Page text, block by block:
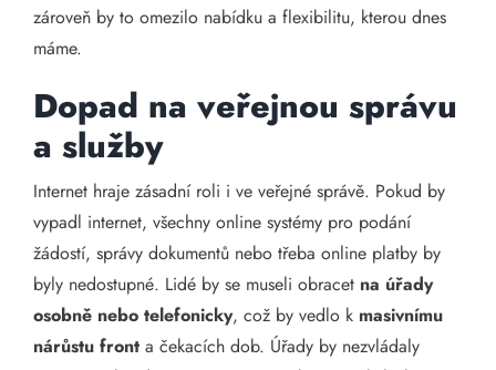
zároveň by to omezilo nabídku a flexibilitu, kterou dnes
máme.
Dopad na veřejnou správu
a služby
Internet hraje zásadní roli i ve veřejné správě. Pokud by
vypadl internet, všechny online systémy pro podání
žádostí, správy dokumentů nebo třeba online platby by
byly nedostupné. Lidé by se museli obracet na úřady
osobně nebo telefonicky, což by vedlo k masivnímu
nárůstu front a čekacích dob. Úřady by nezvládaly